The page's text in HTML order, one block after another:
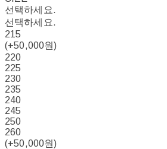
선택하세요.
선택하세요.
215
(+50,000원)
220
225
230
235
240
245
250
260
(+50,000원)